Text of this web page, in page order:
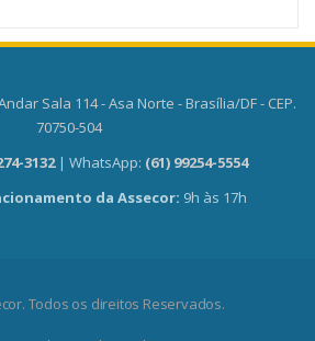
Sala 114 - Asa Norte - Brasília/DF - CEP.
70750-504
3132 | WhatsApp: (61) 99254-5554
da Assecor: 9h às 17h
Todos os direitos Reservados.